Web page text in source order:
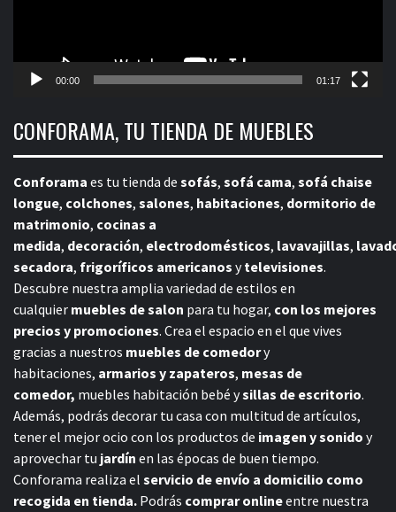
00:00 01:17
CONFORAMA, TU TIENDA DE MUEBLES
Conforama es tu tienda de sofás, sofá cama, sofá chaise
longue, colchones, salones, habitaciones, dormitorio de
matrimonio, cocinas a
medida, decoración, electrodomésticos, lavavajillas,
secadora, frigoríficos americanos ytelevisiones.
Descubre nuestra amplia variedad de estilos en
cualquier muebles de salon para tu hogar, con los mejores
precios y promociones. Crea el espacio en el que vives
gracias a nuestros muebles de comedory
habitaciones, armarios y zapateros, mesas de
comedor, muebles habitación bebé ysillas de escritorio.
Además, podrás decorar tu casa con multitud de artículos,
tener el mejor ocio con los productos de imagen y sonido y
aprovechar tu jardín en las épocas de buen tiempo.
Conforama realiza el servicio de envío a domicilio como
recogida en tienda. Podrás comprar onlineentre nuestra